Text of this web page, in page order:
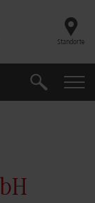
Standorte
Suche